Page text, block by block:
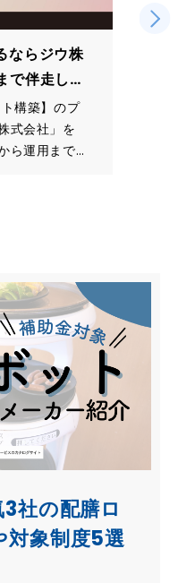
ならジウ株
で伴走して
ト構築】のプ
式会社」を
ら運用まで
3社の配膳ロ
対象制度5選